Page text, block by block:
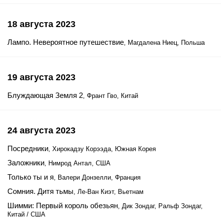
18 августа 2023
Лампо. Невероятное путешествие, Магдалена Ниец, Польша
19 августа 2023
Блуждающая Земля 2, Франт Гво, Китай
24 августа 2023
Посредники, Хирокадзу Корээда, Южная Корея
Заложники, Нимрод Антал, США
Только ты и я, Валери Донзелли, Франция
Сомния. Дитя тьмы, Ле-Ван Киэт, Вьетнам
Шимми: Первый король обезьян, Дик Зондаг, Ральф Зондаг,
Китай / США